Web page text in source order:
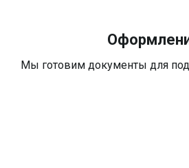
Мы готовим документы для